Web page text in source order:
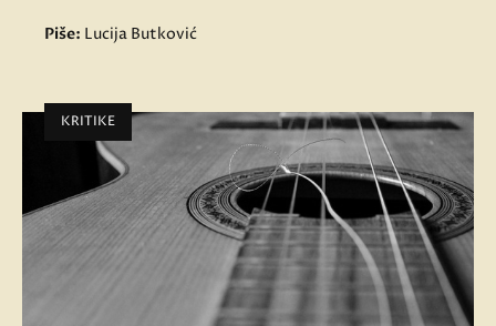
Piše: Lucija Butković
KRITIKE